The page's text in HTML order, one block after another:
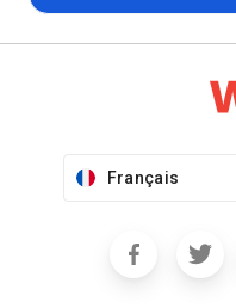
Français